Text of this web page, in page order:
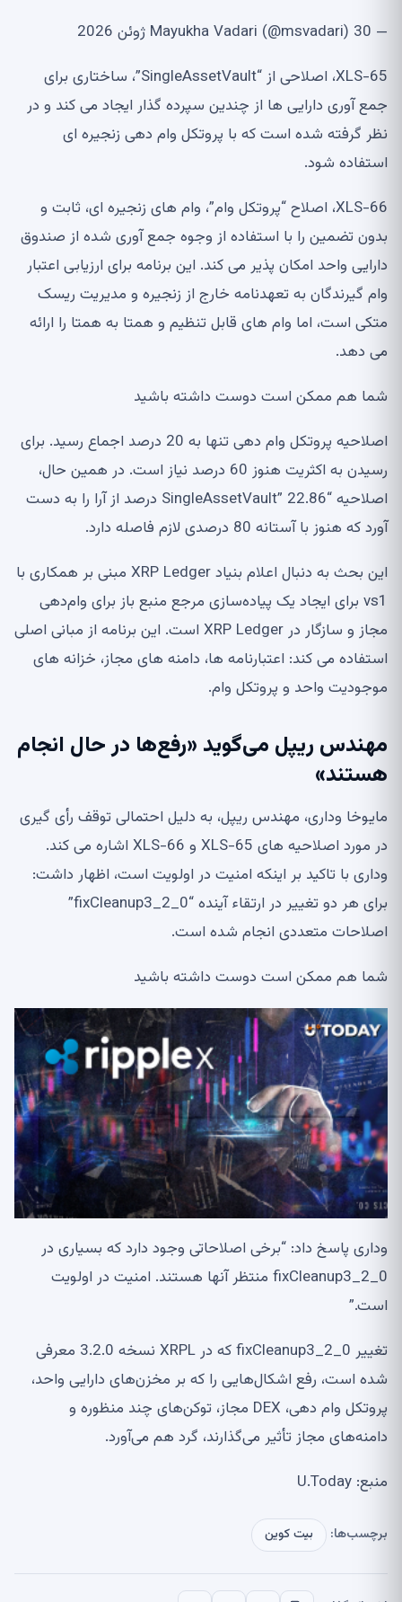
— Mayukha Vadari (@msvadari) 30 ژوئن 2026
XLS-65، اصلاحی از “SingleAssetVault”، ساختاری برای
جمع آوری دارایی ها از چندین سپرده گذار ایجاد می کند و در
نظر گرفته شده است که با پروتکل وام دهی زنجیره ای
استفاده شود.
XLS-66، اصلاح “پروتکل وام”، وام های زنجیره ای، ثابت و
بدون تضمین را با استفاده از وجوه جمع آوری شده از صندوق
دارایی واحد امکان پذیر می کند. این برنامه برای ارزیابی اعتبار
وام گیرندگان به تعهدنامه خارج از زنجیره و مدیریت ریسک
متکی است، اما وام های قابل تنظیم و همتا به همتا را ارائه
می دهد.
شما هم ممکن است دوست داشته باشید
اصلاحیه پروتکل وام دهی تنها به 20 درصد اجماع رسید. برای
رسیدن به اکثریت هنوز 60 درصد نیاز است. در همین حال،
اصلاحیه “SingleAssetVault” 22.86 درصد از آرا را به دست
آورد که هنوز با آستانه 80 درصدی لازم فاصله دارد.
این بحث به دنبال اعلام بنیاد XRP Ledger مبنی بر همکاری با
vs1 برای ایجاد یک پیاده‌سازی مرجع منبع باز برای وام‌دهی
مجاز و سازگار در XRP Ledger است. این برنامه از مبانی اصلی
استفاده می کند: اعتبارنامه ها، دامنه های مجاز، خزانه های
موجودیت واحد و پروتکل وام.
مهندس ریپل می‌گوید «رفع‌ها در حال انجام
هستند»
مایوخا وداری، مهندس ریپل، به دلیل احتمالی توقف رأی گیری
در مورد اصلاحیه های XLS-65 و XLS-66 اشاره می کند.
وداری با تاکید بر اینکه امنیت در اولویت است، اظهار داشت:
برای هر دو تغییر در ارتقاء آینده “fixCleanup3_2_0”
اصلاحات متعددی انجام شده است.
شما هم ممکن است دوست داشته باشید
وداری پاسخ داد: “برخی اصلاحاتی وجود دارد که بسیاری در
fixCleanup3_2_0 منتظر آنها هستند. امنیت در اولویت
است.”
تغییر fixCleanup3_2_0 که در XRPL نسخه 3.2.0 معرفی
شده است، رفع اشکال‌هایی را که بر مخزن‌های دارایی واحد،
پروتکل وام دهی، DEX مجاز، توکن‌های چند منظوره و
دامنه‌های مجاز تأثیر می‌گذارند، گرد هم می‌آورد.
منبع: U.Today
برچسب‌ها: بیت کوین